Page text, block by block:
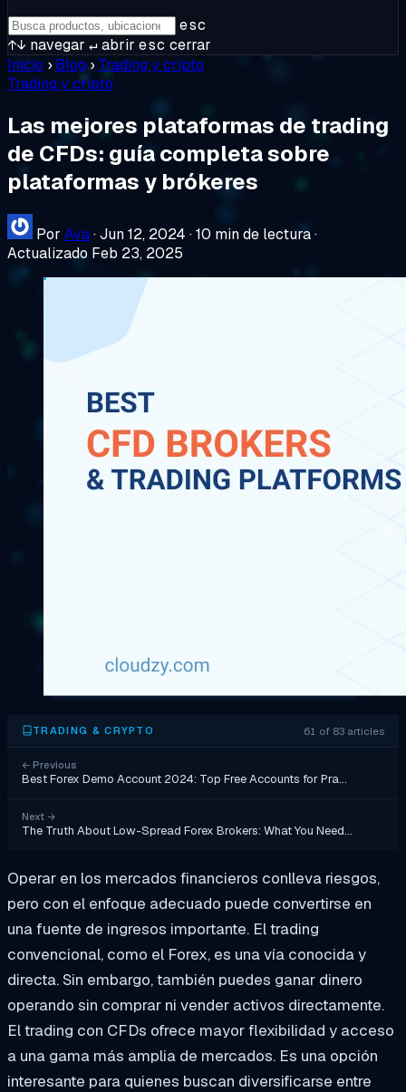
esc
↑↓ navegar ↵abrir esc cerrar
Inicio › Blog› Trading y cripto
Trading y cripto
Las mejores plataformas de trading
de CFDs: guía completa sobre
plataformas y brókeres
Por Ava·Jun 12, 2024 ·10 min de lectura·
Actualizado Feb 23, 2025
TRADING & CRYPTO 61 of 83 articles
← Previous
Best Forex Demo Account 2024: Top Free Accounts for Pra…
Next →
The Truth About Low-Spread Forex Brokers: What You Need…
Operar en los mercados financieros conlleva riesgos,
pero con el enfoque adecuado puede convertirse en
una fuente de ingresos importante. El trading
convencional, como el Forex, es una vía conocida y
directa. Sin embargo, también puedes ganar dinero
operando sin comprar ni vender activos directamente.
El trading con CFDs ofrece mayor flexibilidad y acceso
a una gama más amplia de mercados. Es una opción
interesante para quienes buscan diversificarse entre